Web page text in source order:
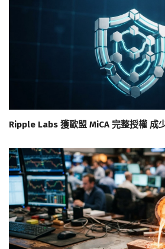
Ripple Labs 獲歐盟 MiCA 完整授權 成